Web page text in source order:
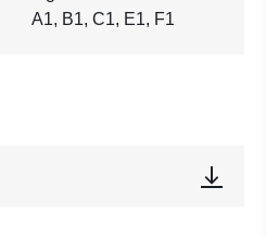
A1, B1, C1, E1, F1